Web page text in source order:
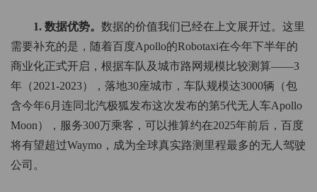
1. 数据优势。 数据的价值我们已经在上文展开过。这里
需要补充的是，随着百度Apollo的Robotaxi在今年下半年的
商业化正式开启，根据车队及城市路网规模比较测算——3
年（2021-2023），落地30座城市，车队规模达3000辆（包
含今年6月连同北汽极狐发布这次发布的第5代无人车Apollo
Moon），服务300万乘客，可以推算约在2025年前后，百度
将有望超过Waymo，成为全球真实路测里程最多的无人驾驶
公司。